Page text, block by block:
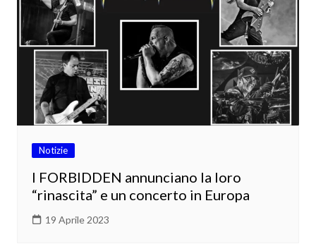
Notizie
I FORBIDDEN annunciano la loro
“rinascita” e un concerto in Europa
19 Aprile 2023